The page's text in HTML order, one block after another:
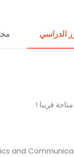
الدراسي
قريبا !
and